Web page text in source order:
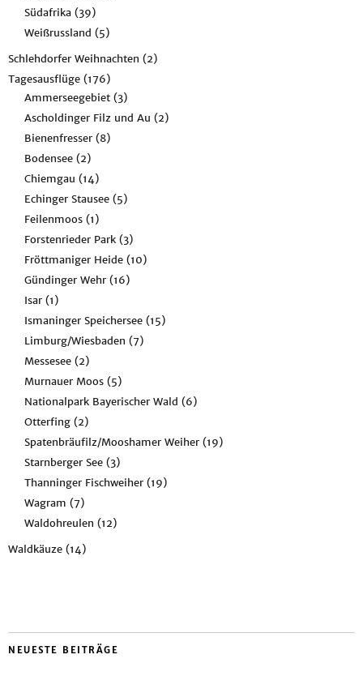
Südafrika (39)
Weißrussland (5)
Schlehdorfer Weihnachten (2)
Tagesausflüge (176)
Ammerseegebiet (3)
Ascholdinger Filz und Au (2)
Bienenfresser (8)
Bodensee (2)
Chiemgau (14)
Echinger Stausee (5)
Feilenmoos (1)
Forstenrieder Park (3)
Fröttmaniger Heide (10)
Gündinger Wehr (16)
Isar (1)
Ismaninger Speichersee (15)
Limburg/Wiesbaden (7)
Messesee (2)
Murnauer Moos (5)
Nationalpark Bayerischer Wald (6)
Otterfing (2)
Spatenbräufilz/Mooshamer Weiher (19)
Starnberger See (3)
Thanninger Fischweiher (19)
Wagram (7)
Waldohreulen (12)
Waldkäuze (14)
NEUESTE BEITRÄGE